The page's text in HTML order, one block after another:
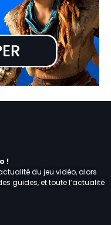
!
du jeu vidéo, alors
guides, et toute l’actualité